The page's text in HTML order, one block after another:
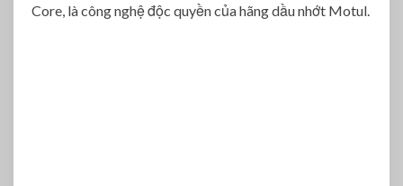
Core, là công nghệ độc quyền của hãng dầu nhớt Motul.